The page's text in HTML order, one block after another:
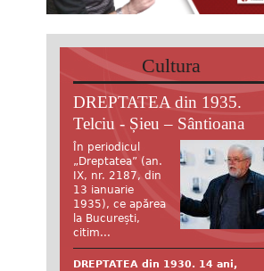
Cultura
DREPTATEA din 1935.
Telciu - Șieu – Sântioana
În periodicul
„Dreptatea” (an.
IX, nr. 2187, din
13 ianuarie
1935), ce apărea
la București,
citim...
DREPTATEA din 1930. 14 ani,